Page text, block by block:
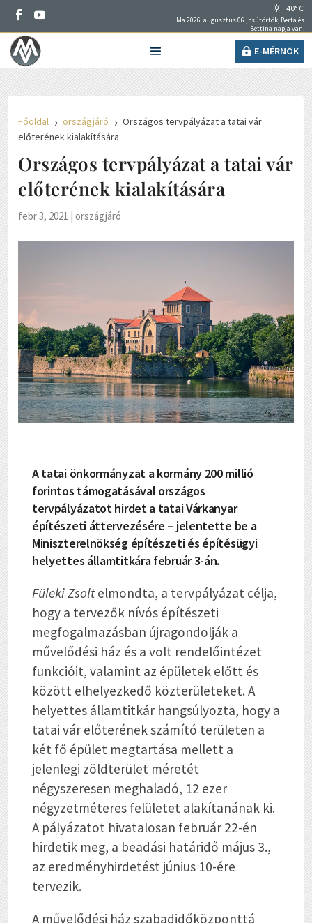
40° C
Ma 2026. augusztus 06., csütörtök, Berta és
Bettina napja van.
E-MÉRNÖK
Főoldal 5 országjáró 5 Országos tervpályázat a tatai vár
előterének kialakítására
Országos tervpályázat a tatai vár
előterének kialakítására
febr 3, 2021 |országjáró
A tatai önkormányzat a kormány 200 millió
forintos támogatásával országos
tervpályázatot hirdet a tatai Várkanyar
építészeti áttervezésére – jelentette be a
Miniszterelnökség építészeti és építésügyi
helyettes államtitkára február 3-án.
Füleki Zsoltelmondta, a tervpályázat célja,
hogy a tervezők nívós építészeti
megfogalmazásban újragondolják a
művelődési ház és a volt rendelőintézet
funkcióit, valamint az épületek előtt és
között elhelyezkedő közterületeket. A
helyettes államtitkár hangsúlyozta, hogy a
tatai vár előterének számító területen a
két fő épület megtartása mellett a
jelenlegi zöldterület méretét
négyszeresen meghaladó, 12 ezer
négyzetméteres felületet alakítanának ki.
A pályázatot hivatalosan február 22-én
hirdetik meg, a beadási határidő május 3.,
az eredményhirdetést június 10-ére
tervezik.
A művelődési ház szabadidőközponttá